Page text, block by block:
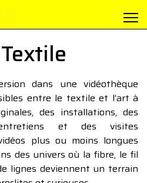
dans une vidéothèque
entre le textile et l’art à
des installations, des
et des visites
plus ou moins longues
des univers où la fibre, le fil
lignes deviennent un terrain